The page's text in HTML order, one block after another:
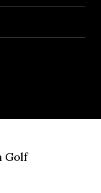
Golf